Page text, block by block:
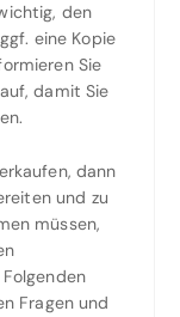
den
eine Kopie
Sie
damit Sie
dann
und zu
müssen,
Fragen und